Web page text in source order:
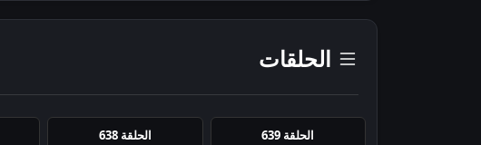
الحلقات
الحلقة 639 الحلقة 638